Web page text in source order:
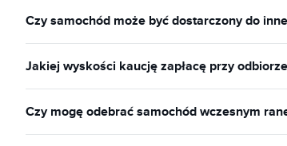
Czy samochód może być dostarczony do
Jakiej wyskości kaucję zapłacę przy
Czy mogę odebrać samochód wczesnym